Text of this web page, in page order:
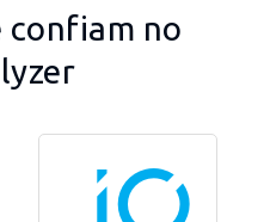
confiam no